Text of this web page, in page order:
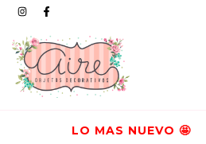
LO MAS NUEVO